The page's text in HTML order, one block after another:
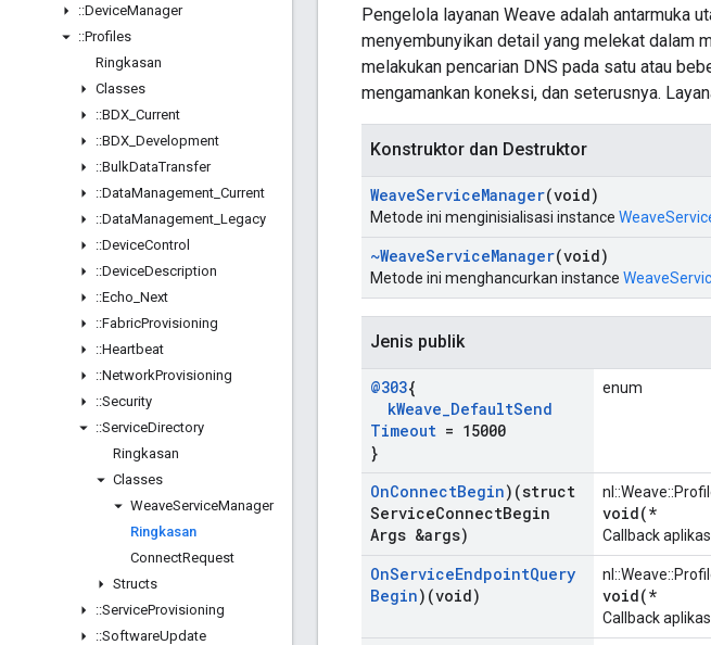
::DeviceManager
::Profiles
Ringkasan
Classes
::BDX Current
::BDX Development
::BulkDataTransfer
::DataManagement Current
::DataManagement Legacy
::DeviceControl
::DeviceDescription
::Echo Next
::FabricProvisioning
::Heartbeat
::NetworkProvisioning
::Security
::ServiceDirectory
Ringkasan
Classes
WeaveServiceManager
Ringkasan
ConnectRequest
Structs
::ServiceProvisioning
::SoftwareUpdate
Pengelola layanan Weave adalah antarmuka
menyembunyikan detail yang melekat dalam
melakukan pencarian DNS pada satu atau
mengamankan koneksi, dan seterusnya.
Konstruktor dan Destruktor
WeaveServiceManager(void)
Metode ini menginisialisasi instance
~WeaveServiceManager(void)
Metode ini menghancurkan instance
Jenis publik
@303{
kWeave_DefaultSend
Timeout = 15000
}
enum
OnConnectBegin)(struct
ServiceConnectBegin
Args &args)
void(*
Callback
OnServiceEndpointQuery
Begin)(void) void(*
Callback